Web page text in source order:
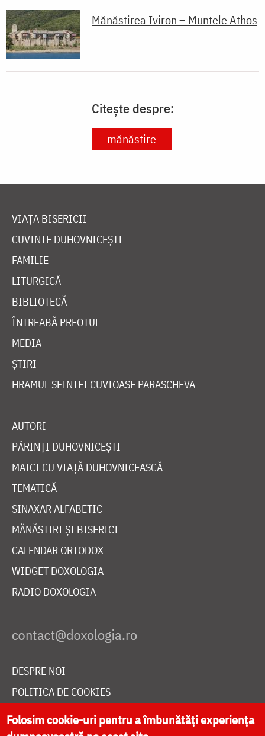
Mănăstirea Iviron – Muntele Athos
Citește despre:
mănăstire
VIAȚA BISERICII
CUVINTE DUHOVNICEȘTI
FAMILIE
LITURGICĂ
BIBLIOTECĂ
ÎNTREABĂ PREOTUL
MEDIA
ȘTIRI
HRAMUL SFINTEI CUVIOASE PARASCHEVA
AUTORI
PĂRINȚI DUHOVNICEȘTI
MAICI CU VIAȚĂ DUHOVNICEASCĂ
TEMATICĂ
SINAXAR ALFABETIC
MĂNĂSTIRI ȘI BISERICI
CALENDAR ORTODOX
WIDGET DOXOLOGIA
RADIO DOXOLOGIA
DESPRE NOI
POLITICA DE COOKIES
DONEAZĂ ONLINE PENTRU CATEDRALA NAȚIONALĂ
Folosim cookie-uri pentru a îmbunătăți experiența